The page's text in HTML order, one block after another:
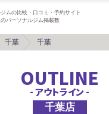
ムの比較・口コミ・予約サイト
のパーソナルジム掲載数
千葉 千葉
OUTLINE
- アウトライン -
千葉店